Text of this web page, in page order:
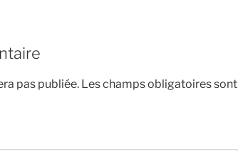
pas publiée. Les champs obligatoires sont